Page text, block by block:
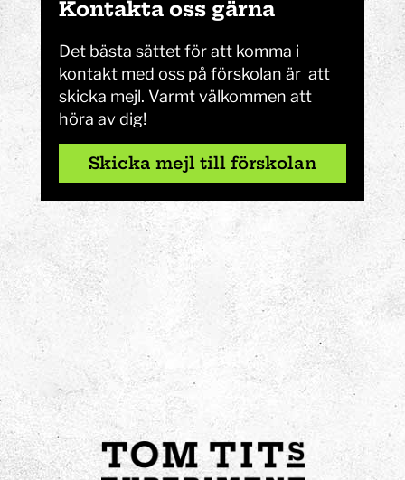
Kontakta oss gärna
Det bästa sättet för att komma i
kontakt med oss på förskolan är att
skicka mejl. Varmt välkommen att
höra av dig!
Skicka mejl till förskolan